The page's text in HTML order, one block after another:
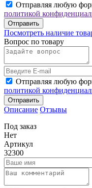
Отправляя любую
политикой
Отправить
Посмотреть наличие
Вопрос по товару
Отправляя любую
политикой
Отправить
Описание Отзывы
Под заказ
Нет
Артикул
32300